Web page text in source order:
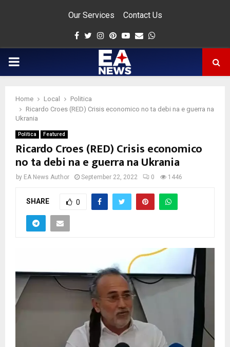
Our Services Contact Us
Facebook
Twitter
Instagram
Pinterest
Youtube
Email
PRIMARY
Home Local
Politica
Ricardo Croes (RED) Crisis economico no ta debi na e guerra na
Ukrania
Politica Featured
Ricardo Croes (RED) Crisis economico
no ta debi na e guerra na Ukrania
by EA News Author September 22, 2022 0 1446
SHARE 0